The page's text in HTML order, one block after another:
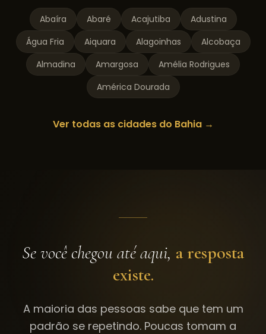
Abaíra Abaré Acajutiba
Adustina
Água Fria
Aiquara Alagoinhas
Alcobaça
Almadina
Amargosa
Amélia Rodrigues
América Dourada
Ver todas as cidades do Bahia→
Se você chegou até aqui, a resposta
existe.
A maioria das pessoas sabe que tem um
padrão se repetindo. Poucas tomam a